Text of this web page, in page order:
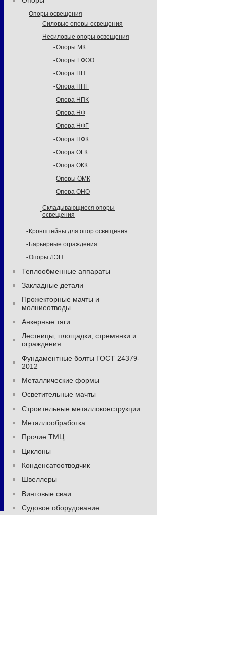
Опоры освещения
Силовые опоры освещения
Несиловые опоры освещения
Опоры МК
Опоры ГФОО
Опора НП
Опора НПГ
Опора НПК
Опора НФ
Опора НФГ
Опора НФК
Опора ОГК
Опора ОКК
Опоры ОМК
Опора ОНО
Складывающиеся опоры
освещения
Кронштейны для опор освещения
Барьерные ограждения
Опоры ЛЭП
Теплообменные аппараты
Закладные детали
Прожекторные мачты и
молниеотводы
Анкерные тяги
Лестницы, площадки, стремянки и
ограждения
Фундаментные болты ГОСТ 24379-
2012
Металлические формы
Осветительные мачты
Строительные металлоконструкции
Металлообработка
Прочие ТМЦ
Циклоны
Конденсатоотводчик
Швеллеры
Винтовые сваи
Судовое оборудование